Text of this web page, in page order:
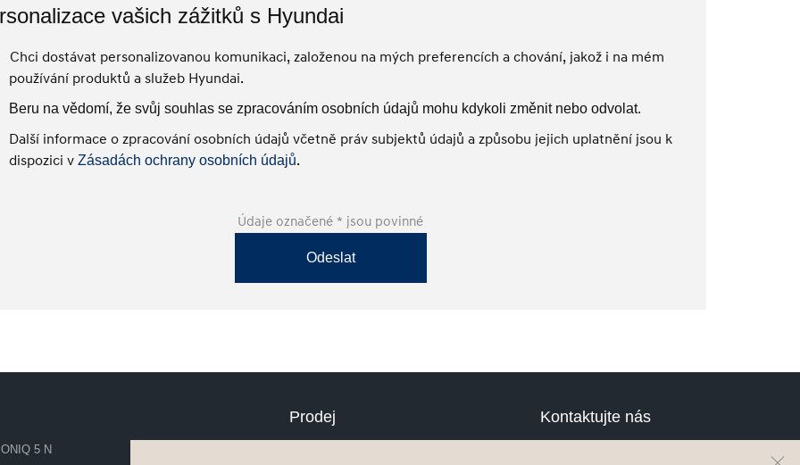
vašich zážitků s Hyundai
Chci dostávat personalizovanou komunikaci, založenou na mých preferencích a chování, jakož i na mém
používání produktů a služeb Hyundai.
Beru na vědomí, že svůj souhlas se zpracováním osobních údajů mohu kdykoli změnit nebo odvolat.
Další informace o zpracování osobních údajů včetně práv subjektů údajů a způsobu jejich uplatnění jsou k
dispozici v Zásadách ochrany osobních údajů.
Údaje označené * jsou povinné
Odeslat
IONIQ 5 N
Prodej Kontaktujte nás